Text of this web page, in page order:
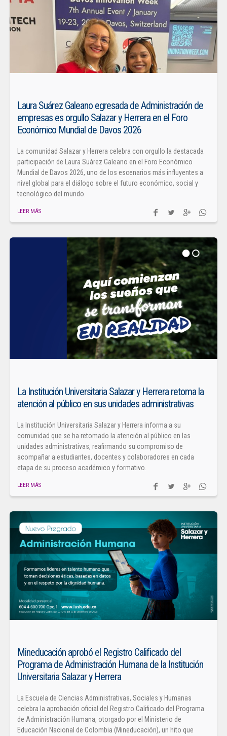
Laura Suárez Galeano egresada de Administración de
empresas es orgullo Salazar y Herrera en el Foro
Económico Mundial de Davos 2026
La comunidad Salazar y Herrera celebra con orgullo la destacada
participación de Laura Suárez Galeano en el Foro Económico
Mundial de Davos 2026, uno de los escenarios más influyentes a
nivel global para el diálogo sobre el futuro económico, social y
tecnológico del mundo.
LEER MÁS
La Institución Universitaria Salazar y Herrera retoma la
atención al público en sus unidades administrativas
La Institución Universitaria Salazar y Herrera informa a su
comunidad que se ha retomado la atención al público en las
unidades administrativas, reafirmando su compromiso de
acompañar a estudiantes, docentes y colaboradores en cada
etapa de su proceso académico y formativo.
LEER MÁS
Mineducación aprobó el Registro Calificado del
Programa de Administración Humana de la Institución
Universitaria Salazar y Herrera
La Escuela de Ciencias Administrativas, Sociales y Humanas
celebra la aprobación oficial del Registro Calificado del Programa
de Administración Humana, otorgado por el Ministerio de
Educación Nacional de Colombia (Mineducación), un hito que